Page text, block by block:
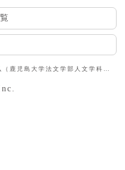
内山弘（鹿児島大学法文学部人文学科教授）